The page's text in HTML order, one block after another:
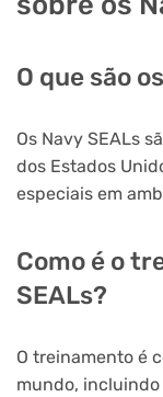
O que são
Os Navy SEALs
dos Estados
especiais em
Como é o
SEALs?
O treinamento é
mundo,